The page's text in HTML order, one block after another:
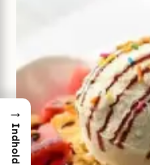
→
Indhold